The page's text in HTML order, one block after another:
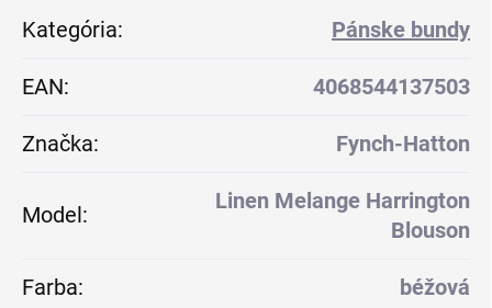
Kategória: Pánske bundy
EAN: 4068544137503
Značka: Fynch-Hatton
Model:
Linen Melange Harrington
Blouson
Farba: béžová